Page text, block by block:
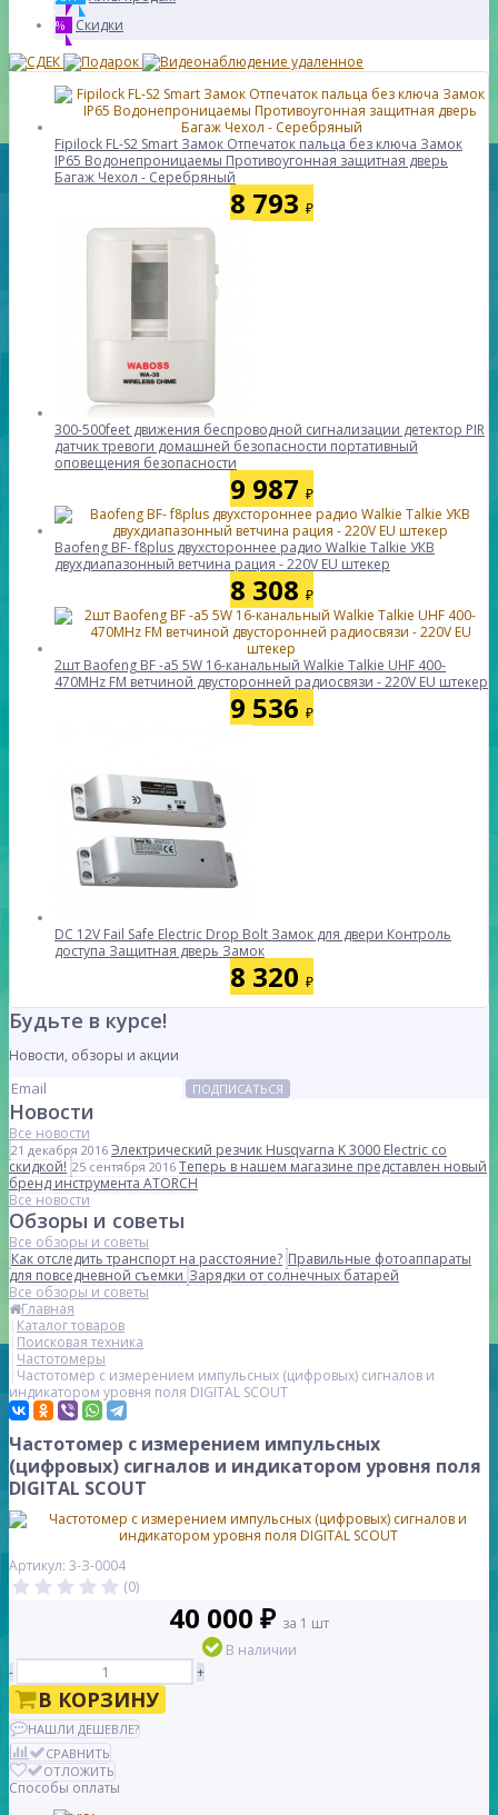
% Скидки
Fipilock FL-S2 Smart Замок Отпечаток пальца без ключа Замок
IP65 Водонепроницаемы Противоугонная защитная дверь
Багаж Чехол - Серебряный
8 793 ₽
300-500feet движения беспроводной сигнализации детектор PIR
датчик тревоги домашней безопасности портативный
оповещения безопасности
9 987 ₽
Baofeng BF- f8plus двухстороннее радио Walkie Talkie УКВ
двухдиапазонный ветчина рация - 220V EU штекер
8 308 ₽
2шт Baofeng BF -а5 5W 16-канальный Walkie Talkie UHF 400-
470MHz FM ветчиной двусторонней радиосвязи - 220V EU штекер
9 536 ₽
DC 12V Fail Safe Electric Drop Bolt Замок для двери Контроль
доступа Защитная дверь Замок
8 320 ₽
Будьте в курсе!
Новости, обзоры и акции
ПОДПИСАТЬСЯ
Новости
Все новости
21 декабря 2016 Электрический резчик Husqvarna K 3000 Electric со
скидкой! 25 сентября 2016 Теперь в нашем магазине представлен новый
бренд инструмента ATORCH
Все новости
Обзоры и советы
Все обзоры и советы
Как отследить транспорт на расстояние? Правильные фотоаппараты
для повседневной съемкиЗарядки от солнечных батарей
Все обзоры и советы
Главная
Каталог товаров
Поисковая техника
Частотомеры
Частотомер с измерением импульсных (цифровых) сигналов и
индикатором уровня поля DIGITAL SCOUT
Частотомер с измерением импульсных
(цифровых) сигналов и индикатором уровня поля
DIGITAL SCOUT
Артикул: 3-З-0004
(0)
40 000 ₽ за 1 шт
В наличии
-
+
В КОРЗИНУ
НАШЛИ ДЕШЕВЛЕ?
СРАВНИТЬ
ОТЛОЖИТЬ
Способы оплаты